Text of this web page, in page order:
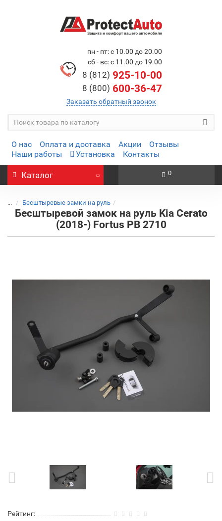
пн - пт: с 10.00 до 20.00
сб - вс: с 11.00 до 19.00
8 (812) 925-10-00
8 (800) 600-36-47
Заказать обратный звонок
О нас Оплата и доставка Акции
Отзывы
Наши работы
Установка Контакты
Каталог 0
... Бесштыревые замки на руль
Бесштыревой замок на руль Kia Cerato
(2018-) Fortus PB 2710
Рейтинг: